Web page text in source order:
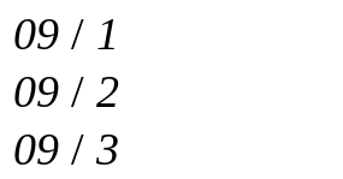
09 / 1
09 / 2
09 / 3